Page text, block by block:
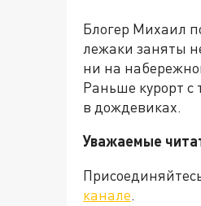
Блогер Михаил
лежаки заняты
ни на
Раньше курорт
в дождевиках.
Уважаемые
канале.